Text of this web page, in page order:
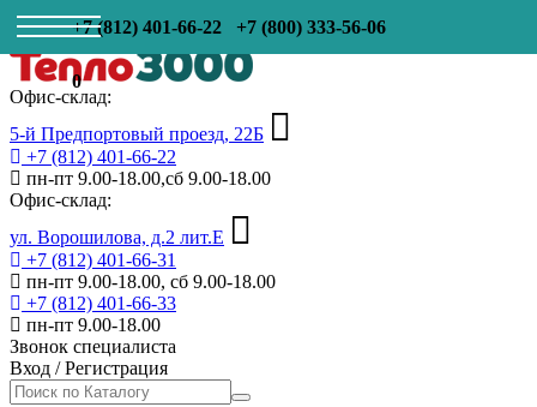
+7 (812) 401-66-22 +7 (800) 333-56-06
0
Офис-склад:
5-й Предпортовый проезд, 22Б
+7 (812) 401-66-22
пн-пт 9.00-18.00,сб 9.00-18.00
Офис-склад:
ул. Ворошилова, д.2 лит.Е
+7 (812) 401-66-31
пн-пт 9.00-18.00, сб 9.00-18.00
+7 (812) 401-66-33
пн-пт 9.00-18.00
Звонок специалиста
Вход /Регистрация